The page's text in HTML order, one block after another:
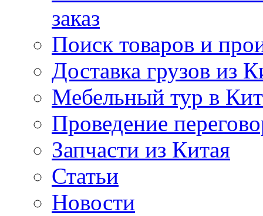
заказ
Поиск товаров и
Доставка грузов из
Мебельный тур в
Проведение
Запчасти из Китая
Статьи
Новости